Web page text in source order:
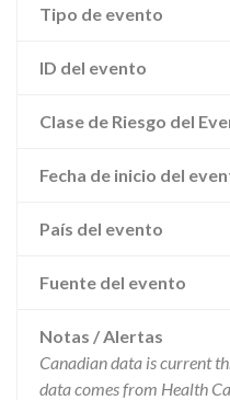
Tipo de evento
ID del evento
Clase de Riesgo del
Fecha de inicio del
País del evento
Fuente del evento
Notas / Alertas
Canadian data is current
data comes from Health